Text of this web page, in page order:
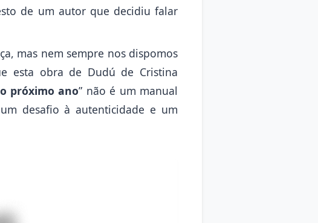
de um autor que decidiu falar
mas nem sempre nos dispomos
esta obra de Dudú de Cristina
próximo ano” não é um manual
desafio à autenticidade e um